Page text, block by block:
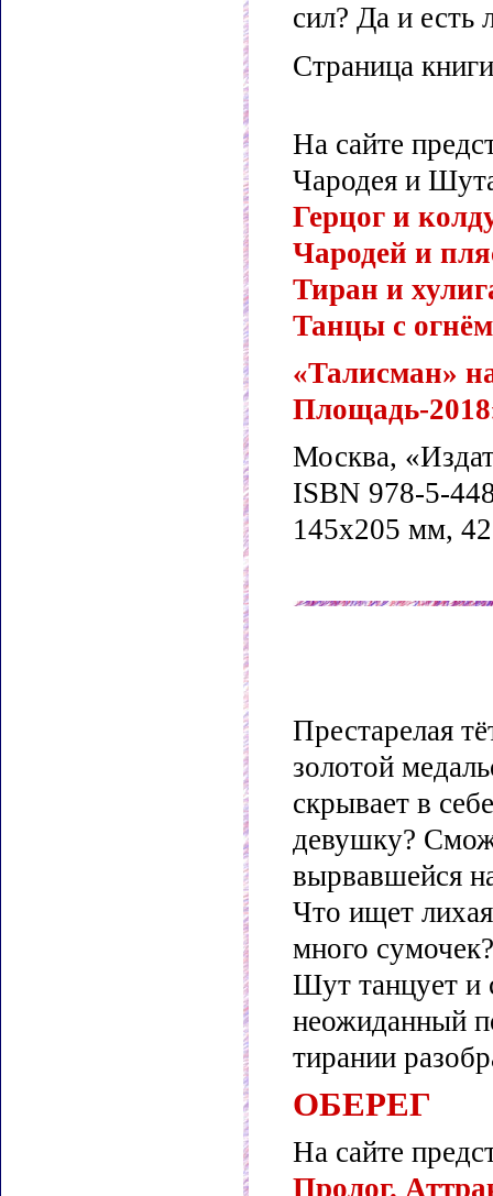
сил? Да и есть
Страница
На сайте
Чародея и
Герцог и
Чародей и
Тиран и
Танцы с
«Талисман»
Площадь-
Москва,
ISBN 978-5-
145x205 мм,
Престарелая
золотой
скрывает в
девушку?
вырвавшейся
Что ищет
много
Шут танцует и
неожиданный
тирании
ОБЕРЕГ
На сайте
Пролог.